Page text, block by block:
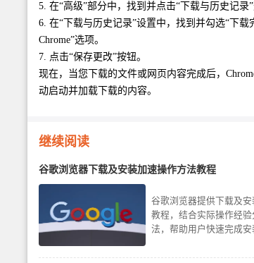
5. 在“高级”部分中，找到并点击“下载与历史记录”
6. 在“下载与历史记录”设置中，找到并勾选“下载
Chrome”选项。
7. 点击“保存更改”按钮。
现在，当您下载的文件或网页内容完成后，
动启动并加载下载的内容。
继续阅读
谷歌浏览器下载及安装加速操作方法教程
谷歌浏览器提供下载及
教程，结合实际操作经验
法，帮助用户快速完成安